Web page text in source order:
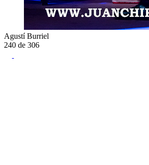
Agustí Burriel
240 de 306